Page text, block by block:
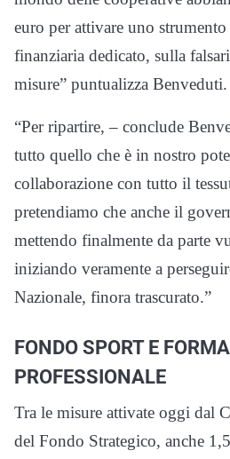
euro per attivare uno
finanziaria dedicato, sulla
misure” puntualizza Benveduti.
“Per ripartire, – conclude
tutto quello che è in nostro
collaborazione con tutto il
pretendiamo che anche il
mettendo finalmente da parte
iniziando veramente a
Nazionale, finora trascurato.”
FONDO SPORT E
PROFESSIONALE
Tra le misure attivate oggi dal
del Fondo Strategico, anche